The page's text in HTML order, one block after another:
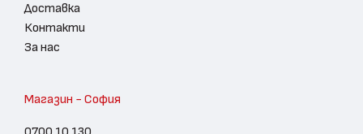
Доставка
Контакти
За нас
Магазин - София
0700 10 130